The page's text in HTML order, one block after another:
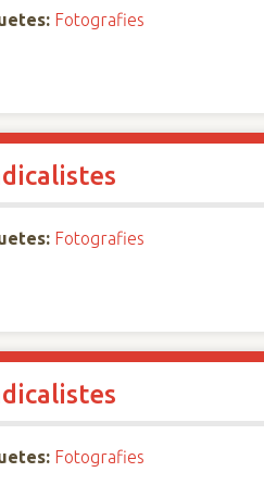
Fotografies
Fotografies
Fotografies